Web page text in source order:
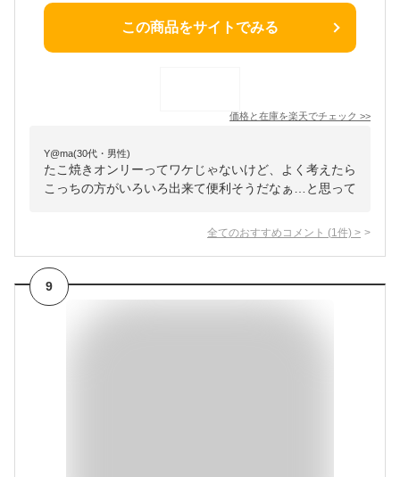
この商品をサイトでみる
価格と在庫を楽天でチェック >>
Y@ma(30代・男性)
たこ焼きオンリーってワケじゃないけど、よく考えたら
こっちの方がいろいろ出来て便利そうだなぁ…と思って
全てのおすすめコメント (1 件) >
9